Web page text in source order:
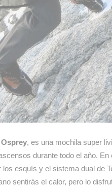
Osprey, es una mochila super
durante todo el año.
los esquís y el sistema dual de
sentirás el calor, pero lo